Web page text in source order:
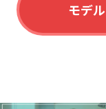
モデ